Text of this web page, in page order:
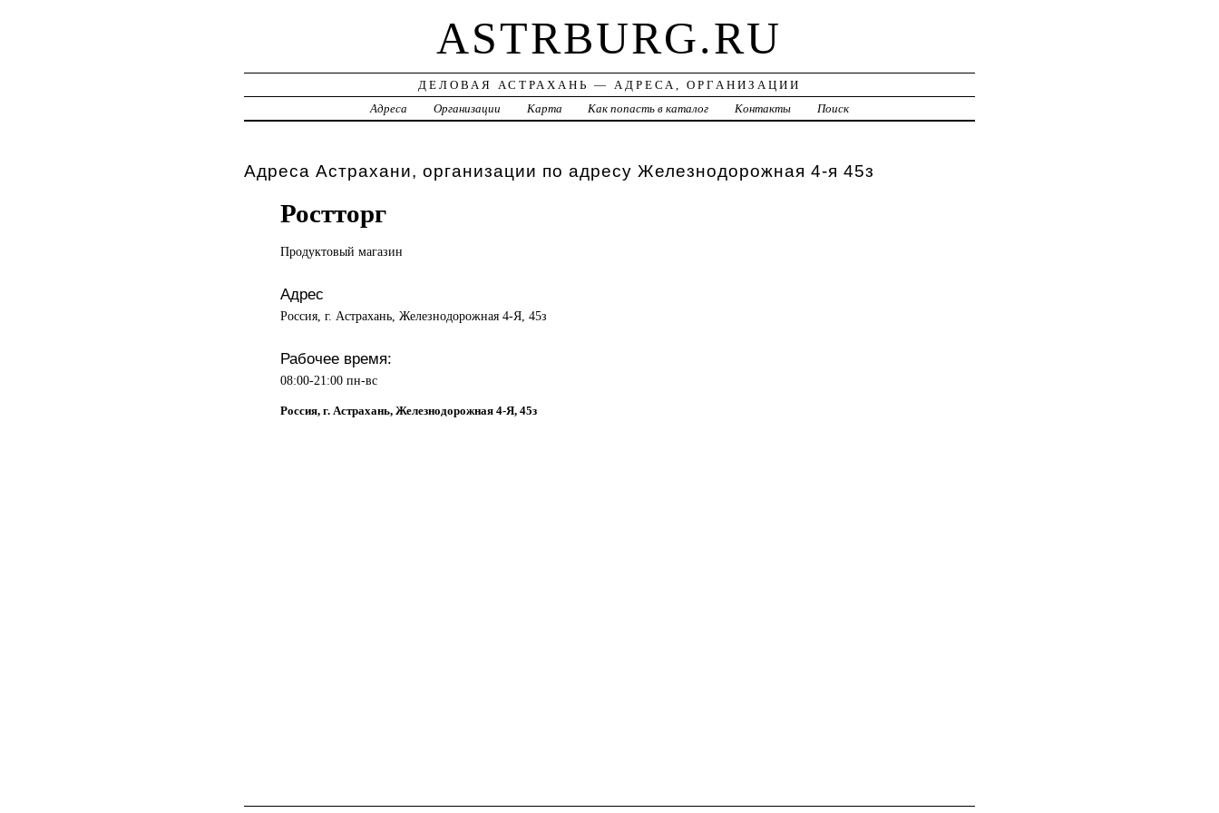
ASTRBURG.RU
ДЕЛОВАЯ АСТРАХАНЬ — АДРЕСА, ОРГАНИЗАЦИИ
Адреса
Организации Карта Как попасть в каталог Контакты Поиск
Адреса Астрахани, организации по адресу Железнодорожная 4-я 45з
Ростторг
Продуктовый магазин
Адрес
Россия, г. Астрахань, Железнодорожная 4-Я, 45з
Рабочее время:
08:00-21:00 пн-вс
Россия, г. Астрахань, Железнодорожная 4-Я, 45з